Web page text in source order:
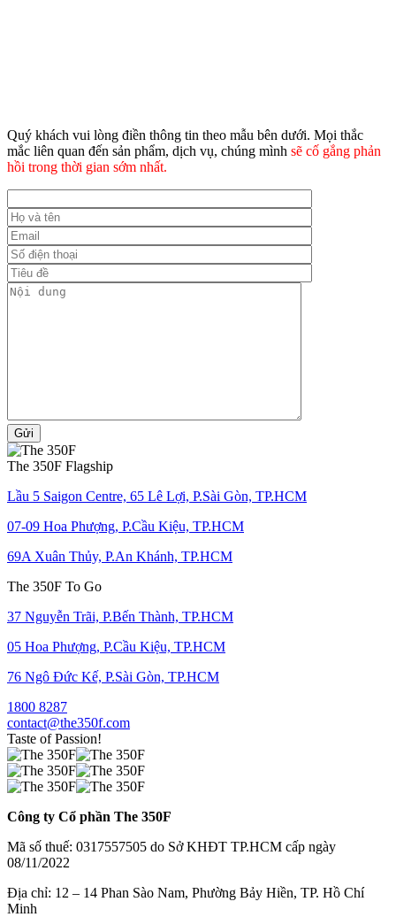
Quý khách vui lòng điền thông tin theo mẫu bên dưới. Mọi thắc
mắc liên quan đến sản phẩm, dịch vụ, chúng mình sẽ cố gắng phản
hồi trong thời gian sớm nhất.
Gửi
The 350F Flagship
Lầu 5 Saigon Centre, 65 Lê Lợi, P.Sài Gòn, TP.HCM
07-09 Hoa Phượng, P.Cầu Kiệu, TP.HCM
69A Xuân Thủy, P.An Khánh, TP.HCM
The 350F To Go
37 Nguyễn Trãi, P.Bến Thành, TP.HCM
05 Hoa Phượng, P.Cầu Kiệu, TP.HCM
76 Ngô Đức Kế, P.Sài Gòn, TP.HCM
1800 8287
contact@the350f.com
Taste of Passion!
Công ty Cổ phần The 350F
Mã số thuế: 0317557505 do Sở KHĐT TP.HCM cấp ngày
08/11/2022
Địa chỉ: 12 – 14 Phan Sào Nam, Phường Bảy Hiền, TP. Hồ Chí
Minh